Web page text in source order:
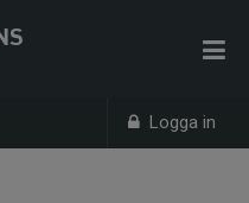
Logga in